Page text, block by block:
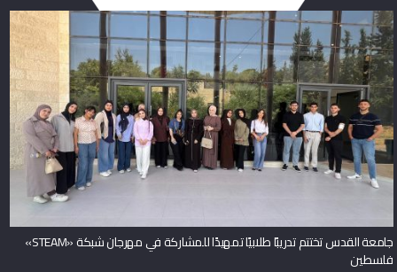
جامعة القدس تختتم تدريبًا طلابيًا تمهيدًا للمشاركة في مهرجان شبكة «STEAM»
فلسطين